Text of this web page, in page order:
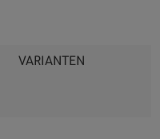
VARIANTEN